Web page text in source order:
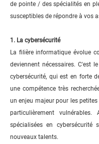
de pointe / des spécialités en
susceptibles de répondre à vos
1. La cybersécurité
La filière informatique évolue
deviennent nécessaires. C'est
cybersécurité, qui est en forte
une compétence très
un enjeu majeur pour les
particulièrement
spécialisées en
nouveaux talents.